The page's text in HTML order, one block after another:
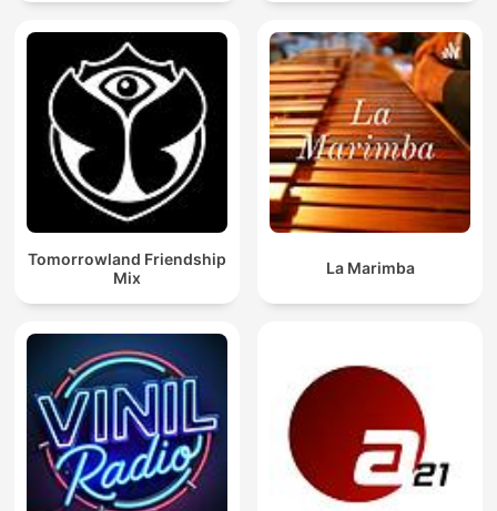
Tomorrowland Friendship
Mix
La Marimba